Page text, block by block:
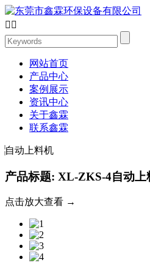
 
网站首页
产品中心
案例展示
资讯中心
关于鑫霖
联系鑫霖
自动上料机
产品标题: XL-ZKS-4自动上
点击放大查看 →